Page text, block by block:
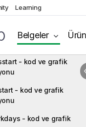
Learning
Belgeler
- kod ve grafik
- kod ve grafik
- kod ve grafik
- kod ve grafik
- kod ve grafik